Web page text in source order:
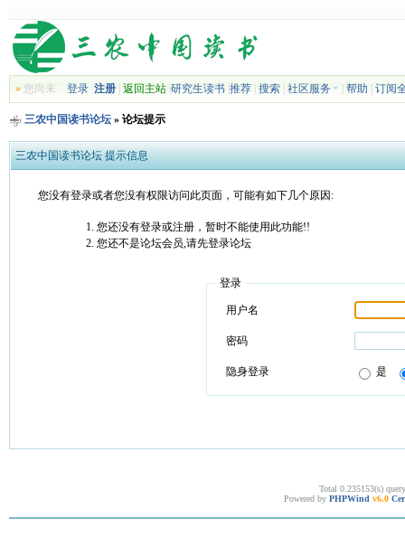
»您尚未 登录 注册| 返回主站| 研究生读书| 推荐| 搜索| 社区服务 帮助 订阅
三农中国读书论坛» 论坛提示
三农中国读书论坛 提示信息
您没有登录或者您没有权限访问此页面，可能有如下几个原因:
您还没有登录或注册，暂时不能使用此功能!!
您还不是论坛会员,请先登录论坛
登录
用户名
密码
隐身登录 是
Total 0.235153(s)
Powered by PHPWind v6.0